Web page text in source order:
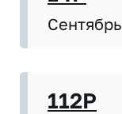
Сентябрь
112P